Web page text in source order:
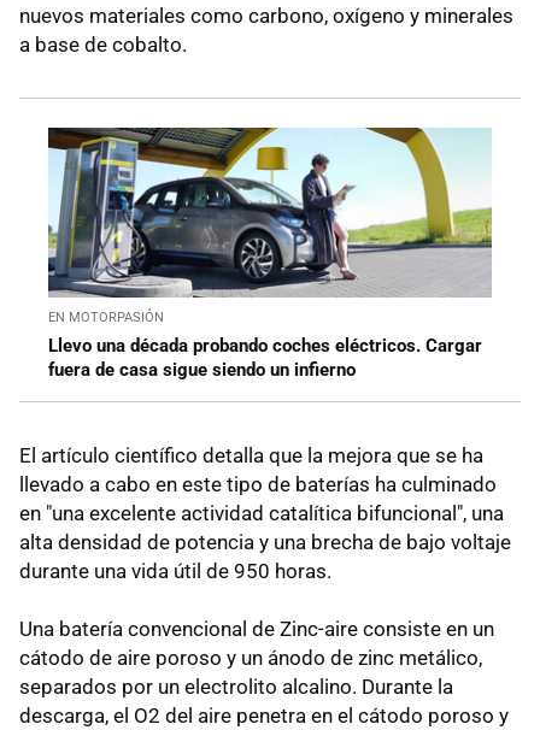
nuevos materiales como carbono, oxígeno y minerales
a base de cobalto.
EN MOTORPASIÓN
Llevo una década probando coches eléctricos. Cargar
fuera de casa sigue siendo un infierno
El artículo científico detalla que la mejora que se ha
llevado a cabo en este tipo de baterías ha culminado
en "una excelente actividad catalítica bifuncional", una
alta densidad de potencia y una brecha de bajo voltaje
durante una vida útil de 950 horas.
Una batería convencional de Zinc-aire consiste en un
cátodo de aire poroso y un ánodo de zinc metálico,
separados por un electrolito alcalino. Durante la
descarga, el O2 del aire penetra en el cátodo poroso y